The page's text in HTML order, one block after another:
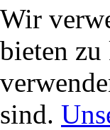
Wir
bieten zu
sind.